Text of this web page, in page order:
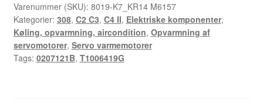
Varenummer (SKU): 8019-K7_KR14 M6157
Kategorier: 308, C2 C3, C4 II, Elektriske komponenter,
Køling, opvarmning, aircondition, Opvarmning af
servomotorer, Servo varmemotorer
Tags: 0207121B, T1006419G